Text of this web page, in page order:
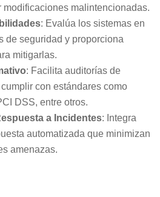
modificaciones malintencionadas.
: Evalúa los sistemas en
de seguridad y proporciona
mitigarlas.
: Facilita auditorías de
con estándares como
DSS, entre otros.
a Incidentes: Integra
automatizada que minimizan
amenazas.